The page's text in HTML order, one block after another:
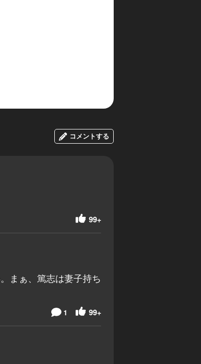
コメントする
99+
まぁ、篤志は妻子持ち
99+
1